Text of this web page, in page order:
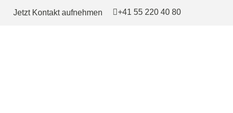
Jetzt Kontakt aufnehmen +41 55 220 40 80